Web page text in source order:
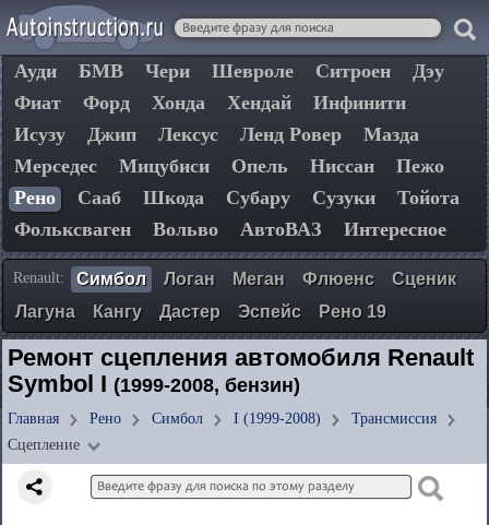
Ауди БМВ Чери Шевроле Ситроен
Дэу
Фиат
Форд Хонда Хендай
Инфинити
Исузу
Джип Лексус Ленд Ровер
Мазда
Мерседес
Мицубиси Опель Ниссан
Пежо
Рено
Сааб Шкода Субару Сузуки
Тойота
Фольксваген
Вольво АвтоВАЗ Интересное
Renault: Симбол Логан Меган Флюенс
Сценик
Лагуна
Кангу Дастер Эспейс Рено 19
Ремонт сцепления автомобиля Renault
Symbol I (1999-2008, бензин)
Главная Рено Симбол I (1999-2008)
Трансмиссия
Сцепление